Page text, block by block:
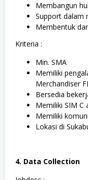
Membangun
Support dalam
Membentuk
Kriteria :
Min. SMA
Memiliki
Merchandiser
Bersedia
Memiliki SIM C
Memiliki
Lokasi di
4. Data Collection